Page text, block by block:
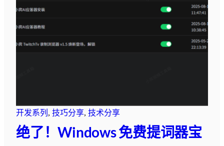
开发系列 , 技巧分享, 技术分享
绝了！Windows 免费提词器宝